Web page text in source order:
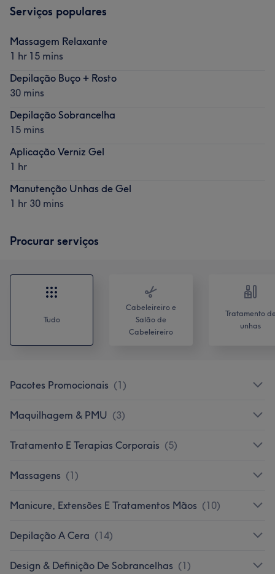
Serviços populares
Massagem Relaxante
1 hr 15 mins
Depilação Buço + Rosto
30 mins
Depilação Sobrancelha
15 mins
Aplicação Verniz Gel
1 hr
Manutenção Unhas de Gel
1 hr 30 mins
Procurar serviços
Tudo
Cabeleireiro e
Salão de
Cabeleireiro
Tratamento
unhas
Pacotes Promocionais (1)
Maquilhagem & PMU (3)
Tratamento E Terapias Corporais (5)
Massagens (1)
Manicure, Extensões E Tratamentos Mãos (10)
Depilação A Cera (14)
Design & Definição De Sobrancelhas (1)